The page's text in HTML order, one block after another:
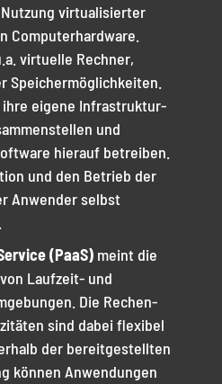
virtualisierter
Computerhardware.
virtuelle Rechner,
Speichermöglichkeiten.
ihre eigene Infrastruktur-
und
hierauf betreiben.
und den Betrieb der
Anwender selbst
(PaaS)meint die
Laufzeit- und
Die Rechen-
sind dabei flexibel
der bereitgestellten
können Anwendungen